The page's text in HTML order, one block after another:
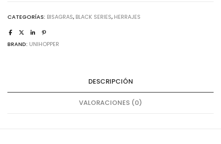
cantidad
CATEGORÍAS: BISAGRAS, BLACK SERIES, HERRAJES
BRAND: UNIHOPPER
DESCRIPCIÓN
VALORACIONES (0)